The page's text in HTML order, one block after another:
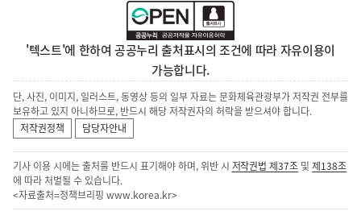
'텍스트'에 한하여 공공누리 출처표시의 조건에 따라 자유이용이
가능합니다.
단, 사진, 이미지, 일러스트, 동영상 등의 일부 자료는 문화체육관광부가 저작권 전부를
보유하고 있지 아니하므로, 반드시 해당 저작권자의 허락을 받으셔야 합니다.
저작권정책
담당자안내
기사 이용 시에는 출처를 반드시 표기해야 하며, 위반 시 저작권법 제37조 및제138조
에 따라 처벌될 수 있습니다.
<자료출처=정책브리핑 www.korea.kr>